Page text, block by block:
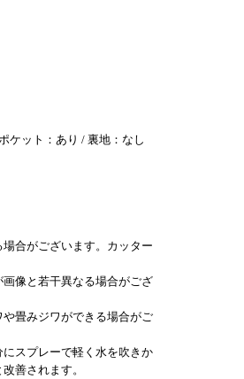
ケット：あり / 裏地：なし
合がございます。カッター
画像と若干異なる場合がござ
や畳みジワができる場合がご
にスプレーで軽く水を吹きか
善されます。